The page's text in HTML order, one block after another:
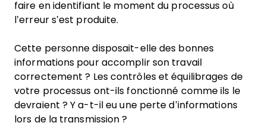
faire en identifiant le moment du processus où
l’erreur s’est produite.
Cette personne disposait-elle des bonnes
informations pour accomplir son travail
correctement ? Les contrôles et équilibrages de
votre processus ont-ils fonctionné comme ils le
devraient ? Y a-t-il eu une perte d’informations
lors de la transmission ?